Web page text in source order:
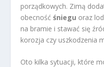
porządkowych. Zimą
obecnośćśniegu oraz
na bramie i stawać się
korozja czy uszkodzenia
Oto kilka sytuacji, które